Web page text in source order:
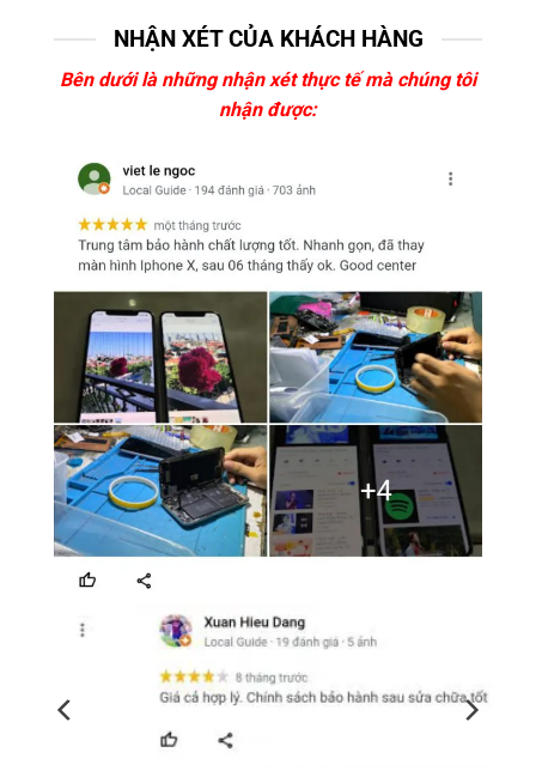
NHẬN XÉT CỦA KHÁCH HÀNG
Bên dưới là những nhận xét thực tế mà chúng tôi
nhận được: